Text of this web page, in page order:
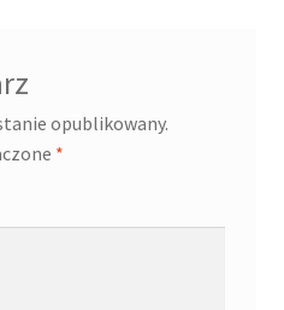
opublikowany.
*